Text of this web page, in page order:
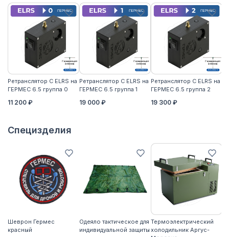
Ретранслятор С ELRS на
ГЕРМЕС 6.5 группа 0
11 200 ₽
Ретранслятор С ELRS на
ГЕРМЕС 6.5 группа 1
19 000 ₽
Ретранслятор С ELRS на
ГЕРМЕС 6.5 группа 2
19 300 ₽
Специзделия
Шеврон Гермес
красный
Одеяло тактическое для
индивидуальной защиты
Термоэлектрический
холодильник Аргус-